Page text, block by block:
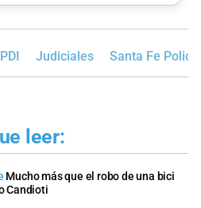
PDI Judiciales Santa Fe
leer:
Mucho más que el robo de una bici
Candioti